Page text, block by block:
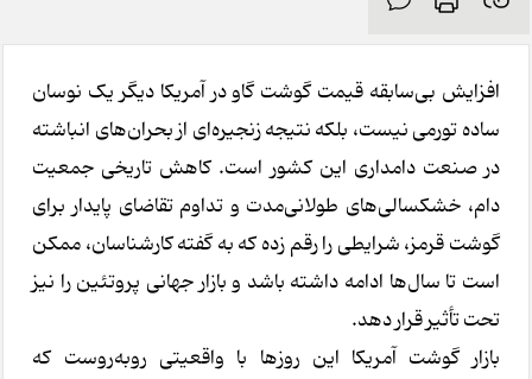
افزایش بی‌سابقه قیمت گوشت گاو در آمریکا دیگر یک نوسان
ساده تورمی نیست، بلکه نتیجه زنجیره‌ای از بحران‌های انباشته
در صنعت دامداری این کشور است. کاهش تاریخی جمعیت
دام، خشکسالی‌های طولانی‌مدت و تداوم تقاضای پایدار برای
گوشت قرمز، شرایطی را رقم زده که به گفته کارشناسان، ممکن
است تا سال‌ها ادامه داشته باشد و بازار جهانی پروتئین را نیز
تحت تأثیر قرار دهد.
بازار گوشت آمریکا این روزها با واقعیتی روبه‌روست که